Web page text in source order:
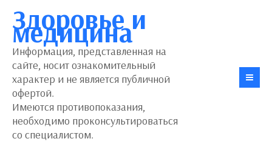
Здоровье и
медицина
Информация, представленная на
сайте, носит ознакомительный
характер и не является публичной
офертой.
Имеются противопоказания,
необходимо проконсультироваться
со специалистом.